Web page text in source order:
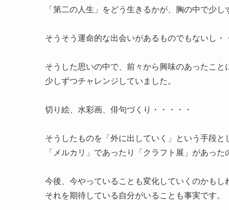
「第二の人生」をどう生きるかが、胸の中で少し
そうそう運命的な出会いがあるものでもないし・
そうした思いの中で、前々から興味のあったこと
少しずつチャレンジ していました。
切り絵、水彩画、俳句づくり・・・・・
そうしたものを 「外に出していく」という手段と
「メルカリ」 であったり 「クラフト展」 があった
今後、今やっていることも変化していくのかもし
それを期待している自分がいることも事実です。